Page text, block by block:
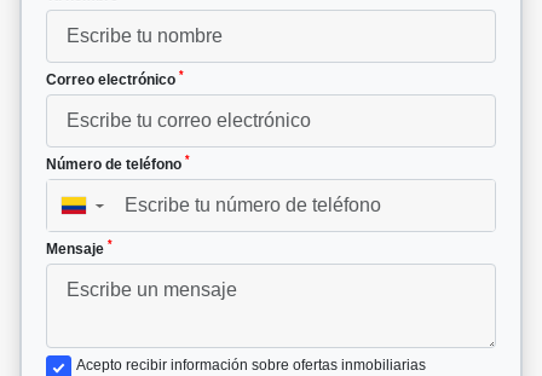
Correo electrónico *
Número de teléfono *
▼
Mensaje *
Acepto recibir información sobre ofertas inmobiliarias